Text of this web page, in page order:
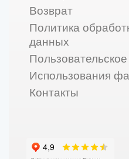
Возврат
Политика
данных
Использования
Контакты